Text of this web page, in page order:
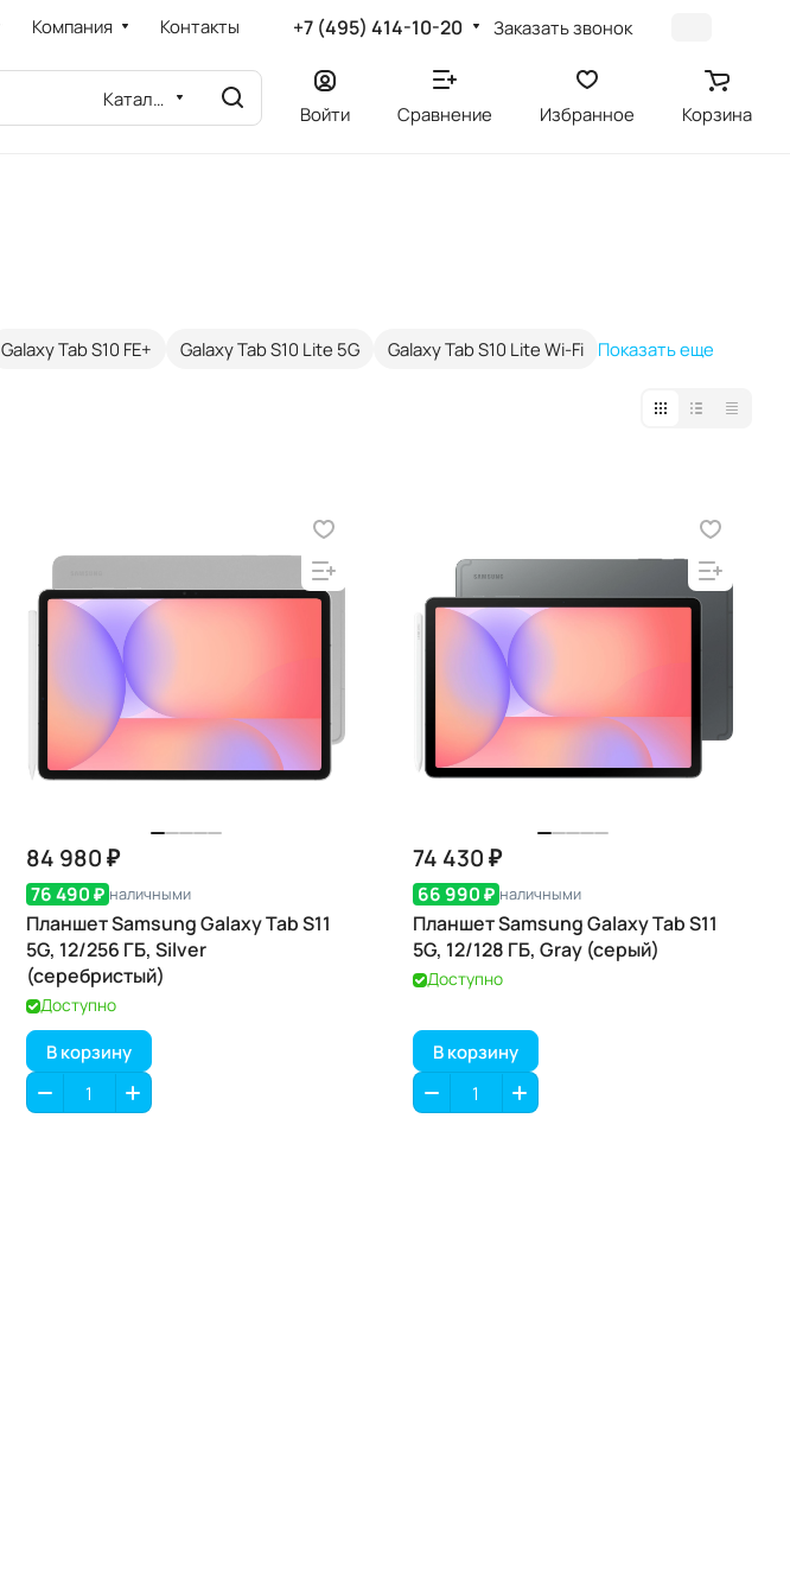
Компания Контакты +7 (495) 414-10-20 Заказать звонок
Каталог
Войти Сравнение Избранное Корзина
Galaxy Tab S10 FE+ Galaxy Tab S10 Lite 5G Galaxy Tab S10 Lite Wi-Fi Показать еще
84 980 ₽
76 490 ₽ наличными
Планшет Samsung Galaxy Tab S11
5G, 12/256 ГБ, Silver
(серебристый)
Доступно
В корзину
74 430 ₽
66 990 ₽ наличными
Планшет Samsung Galaxy Tab S11
5G, 12/128 ГБ, Gray (серый)
Доступно
В корзину